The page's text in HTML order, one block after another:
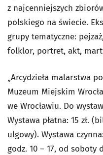
z najcenniejszych
polskiego na świecie.
grupy tematyczne:
folklor, portret, akt,
„Arcydzieła malarstwa
Muzeum Miejskim
we Wrocławiu. Do
Wystawa płatna: 15 zł.
ulgowy). Wystawa
godz. 10 – 17, od soboty